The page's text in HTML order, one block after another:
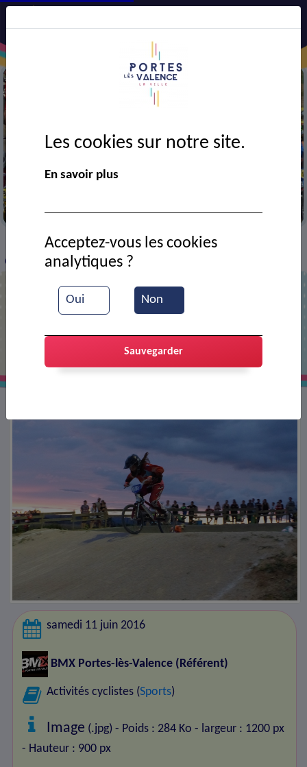
> VIE MUNICIPALE > Ressources documentaires
Compétition de bi-cross
samedi 11 juin 2016
BMX Portes-lès-Valence (Référent)
Activités cyclistes (Sports)
Image (.jpg) - Poids : 284 Ko - largeur : 1200 px
- Hauteur : 900 px
Les cookies sur notre site.
En savoir plus
Oui Non
Acceptez-vous les cookies
analytiques ?
Sauvegarder